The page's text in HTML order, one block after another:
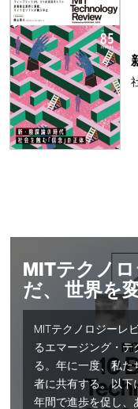
MITテクノ
だ、 世界を
MITテクノロジーレ
るエマージング・テ
る。年に一度、私た
者に共有する。以下
年間で進歩を促し、